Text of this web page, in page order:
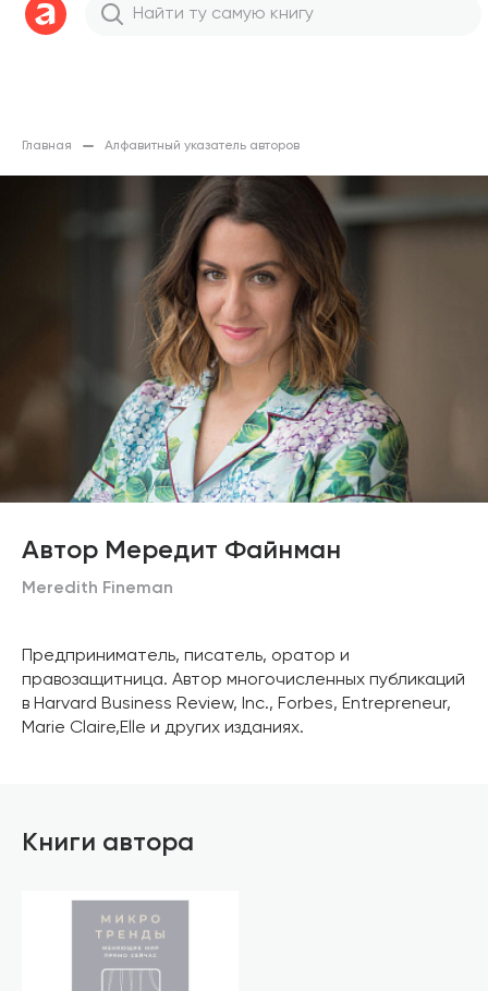
Главная Алфавитный указатель авторов
Автор Мередит Файнман
Meredith Fineman
Предприниматель, писатель, оратор и
правозащитница. Автор многочисленных публикаций
в Harvard Business Review, Inc., Forbes, Entrepreneur,
Marie Claire,Elle и других изданиях.
Книги автора